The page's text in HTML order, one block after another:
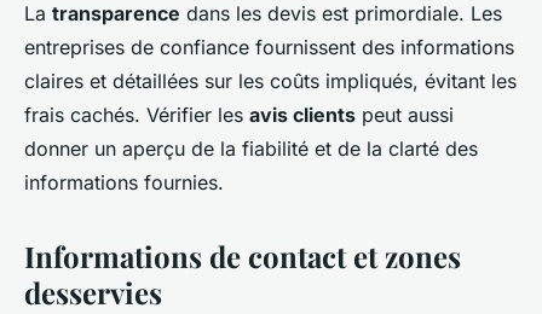
La transparence dans les devis est primordiale. Les
entreprises de confiance fournissent des informations
claires et détaillées sur les coûts impliqués, évitant les
frais cachés. Vérifier les avis clients peut aussi
donner un aperçu de la fiabilité et de la clarté des
informations fournies.
Informations de contact et zones
desservies